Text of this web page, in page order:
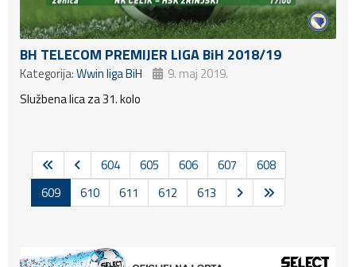
BH TELECOM PREMIJER LIGA BiH 2018/19
Kategorija:Wwin liga BiH
9. maj 2019.
Službena lica za 31. kolo
604 605 606 607
608
609
610 611 612 613